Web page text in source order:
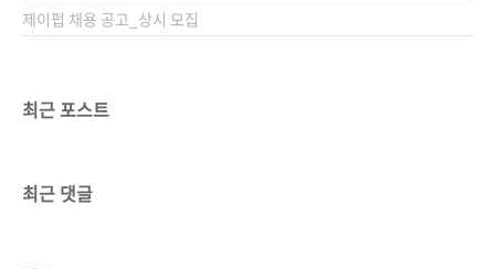
제이펍 채용 공고_상시 모집
최근 포스트
최근 댓글